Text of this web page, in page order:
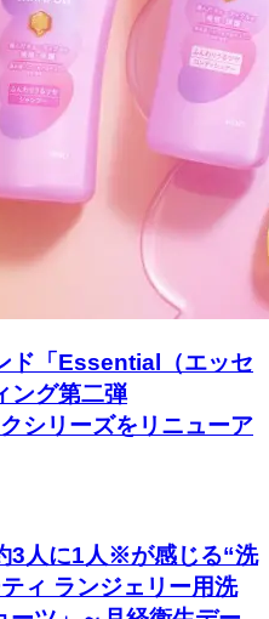
ド「Essential（エッセ
ング第二弾
シリーズをリニューア
3人に1人※が感じる“洗
ィ ランジェリー用洗